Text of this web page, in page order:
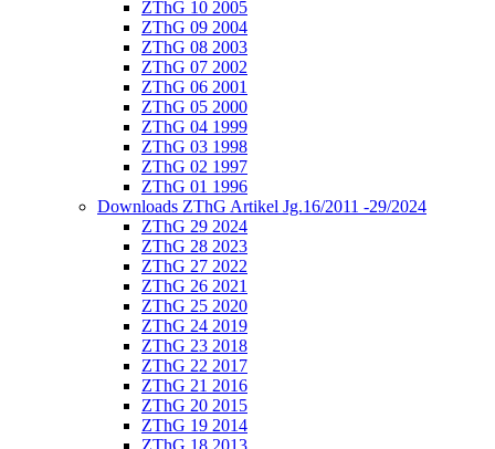
ZThG 10 2005
ZThG 09 2004
ZThG 08 2003
ZThG 07 2002
ZThG 06 2001
ZThG 05 2000
ZThG 04 1999
ZThG 03 1998
ZThG 02 1997
ZThG 01 1996
Downloads ZThG Artikel Jg.16/2011 -29/2024
ZThG 29 2024
ZThG 28 2023
ZThG 27 2022
ZThG 26 2021
ZThG 25 2020
ZThG 24 2019
ZThG 23 2018
ZThG 22 2017
ZThG 21 2016
ZThG 20 2015
ZThG 19 2014
ZThG 18 2013